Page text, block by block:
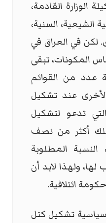
الوزارة القادمة،
الشيعية، السنية،
لكن في العراق في
المكونات، تبقى
عدد من القوائم
عند تشكيل
تدعو لتشكيل
أكثر من نصف
المطلوبة
ولهذا لابد أن
ائتلافية.
تشكيل كتل